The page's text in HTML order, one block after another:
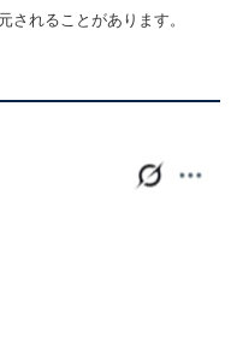
れることがあります。